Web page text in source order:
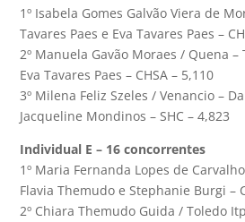
1º Isabela Gomes Galvão Viera de
Tavares Paes e Eva Tavares Paes –
2º Manuela Gavão Moraes / Quena –
Eva Tavares Paes – CHSA – 5,110
3º Milena Feliz Szeles / Venancio –
Jacqueline Mondinos – SHC – 4,823
Individual E – 16 concorrentes
1º Maria Fernanda Lopes de
Flavia Themudo e Stephanie Burgi –
2º Chiara Themudo Guida / Toledo